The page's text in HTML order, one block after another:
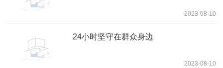
2023-08-10
24小时坚守在群众身边
2023-08-10